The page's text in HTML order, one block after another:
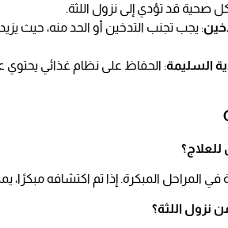
صحية قد تؤدي إلى نزول اللثة.
: يجب تجنب التدخين أو الحد منه، حيث
السليمة: الحفاظ على نظام غذائي يحتوي
المراحل المبكرة. إذا تم اكتشافه مبكرًا،